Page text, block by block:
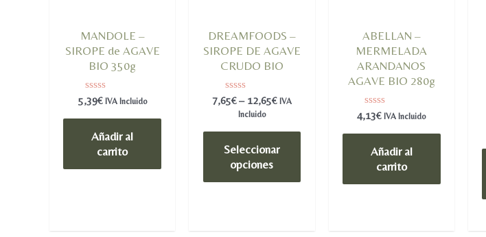
MANDOLE –
SIROPE de AGAVE
BIO 350g
Valorado
en
0
5,39€ IVA Incluido
Añadir al
carrito
DREAMFOODS –
SIROPE DE AGAVE
CRUDO BIO
Valorado
en
7,65€– 12,65€ IVA
Incluido
Seleccionar
opciones
ABELLAN –
MERMELADA
ARANDANOS
AGAVE BIO 280g
Valorado
en
0
4,13€ IVA Incluido
Añadir al
carrito